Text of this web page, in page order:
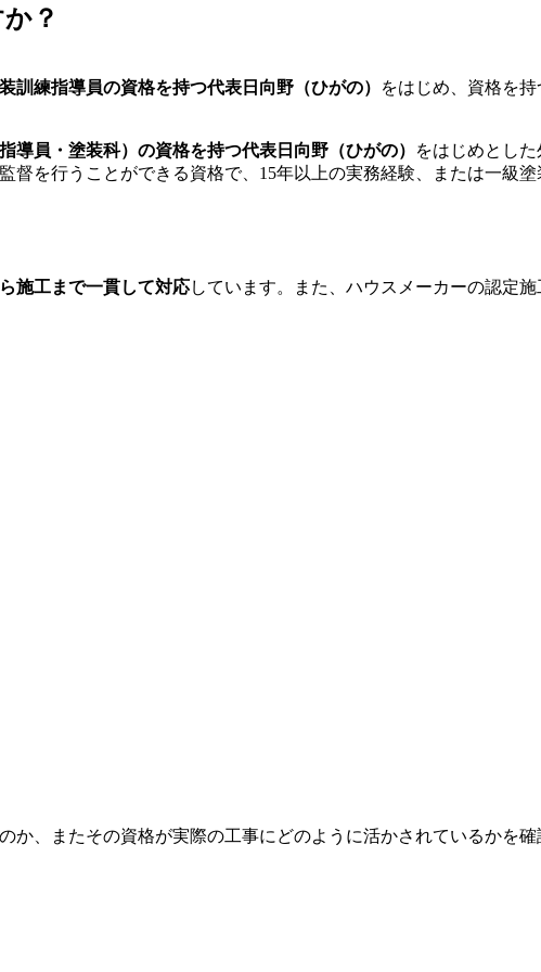
？
訓練指導員の資格を持つ代表日向野（ひがの） をはじめ、資格を持
員・塗装科）の資格を持つ代表日向野（ひがの）
をはじめとした
を行うことができる資格で、15年以上の実務経験、または一級
施工まで一貫して対応しています。また、ハウスメーカーの認定
、またその資格が実際の工事にどのように活かされているかを